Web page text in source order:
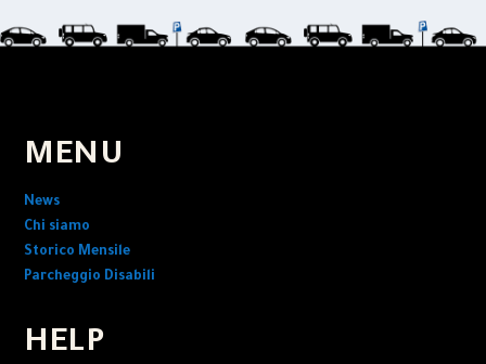
MENU
News
Chi siamo
Storico Mensile
Parcheggio Disabili
HELP